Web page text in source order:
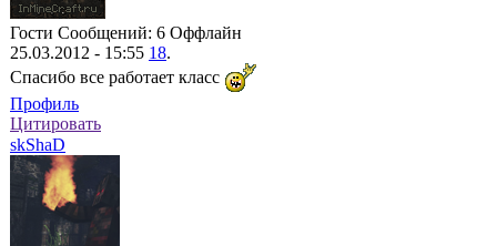
Гости Сообщений: 6 Оффлайн
25.03.2012 - 15:55 18.
Спасибо все работает класс
Профиль
Цитировать
skShaD